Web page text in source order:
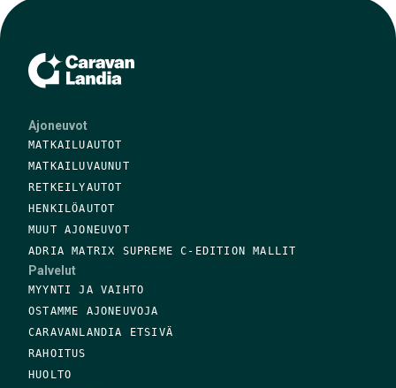
Ajoneuvot
MATKAILUAUTOT
MATKAILUVAUNUT
RETKEILYAUTOT
HENKILÖAUTOT
MUUT AJONEUVOT
ADRIA MATRIX SUPREME C-EDITION MALLIT
Palvelut
MYYNTI JA VAIHTO
OSTAMME AJONEUVOJA
CARAVANLANDIA ETSIVÄ
RAHOITUS
HUOLTO